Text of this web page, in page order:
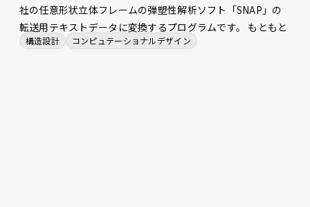
社の任意形状立体フレームの弾塑性解析ソフト「SNAP」の
転送用テキストデータに変換するプログラムです。 もともと
は、竹中工務店社内で開発されていたプログラムでしたが、
構造設計 コンピュテーショナルデザイン